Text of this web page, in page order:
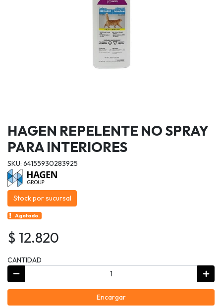
HAGEN REPELENTE NO SPRAY
PARA INTERIORES
SKU: 64155930283925
Stock por sucursal
Agotado.
$ 12.820
CANTIDAD
Encargar